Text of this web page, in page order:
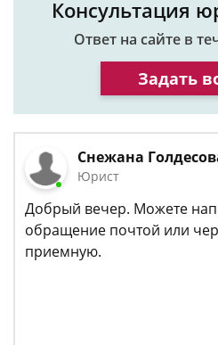
Консультация
Ответ на сайте в
Задать
Снежана
Юрист
Добрый вечер. Можете
обращение почтой или
приемную.